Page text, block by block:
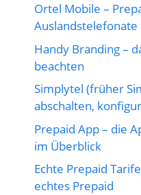
Ortel Mobile –
Handy Branding –
beachten
Simplytel (früher
abschalten,
Prepaid App – die
im Überblick
Echte Prepaid
echtes Prepaid